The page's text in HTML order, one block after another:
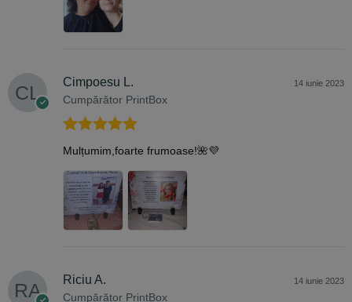
Cimpoesu L.
Cumpărător PrintBox
14 iunie 2023
Evaluat la
din 5
Mulțumim,foarte frumoase!🌺💜
Riciu A.
Cumpărător PrintBox
14 iunie 2023